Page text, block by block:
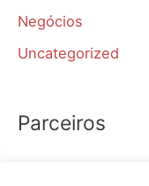
Negócios
Uncategorized
Parceiros